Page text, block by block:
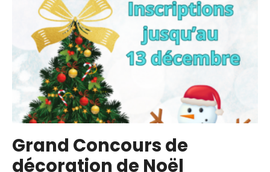
à
20h
Grand Concours de
décoration de Noël